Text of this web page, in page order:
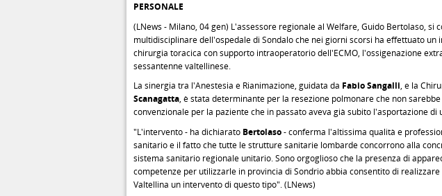
PERSONALE
(LNews - Milano, 04 gen) L'assessore regionale al Welfare, Guido Bertolaso, si
multidisciplinare dell'ospedale di Sondalo che nei giorni scorsi ha effettuato un
chirurgia toracica con supporto intraoperatorio dell'ECMO, l'ossigenazione
sessantenne valtellinese.
La sinergia tra l'Anestesia e Rianimazione, guidata da Fabio Sangalli, e la
Scanagatta, è stata determinante per la resezione polmonare che non
convenzionale per la paziente che in passato aveva già subito l'asportazione di
"L'intervento - ha dichiarato Bertolaso- conferma l'altissima qualità e
sanitario e il fatto che tutte le strutture sanitarie lombarde concorrono alla
sistema sanitario regionale unitario. Sono orgoglioso che la presenza di
competenze per utilizzarle in provincia di Sondrio abbia consentito di
Valtellina un intervento di questo tipo". (LNews)